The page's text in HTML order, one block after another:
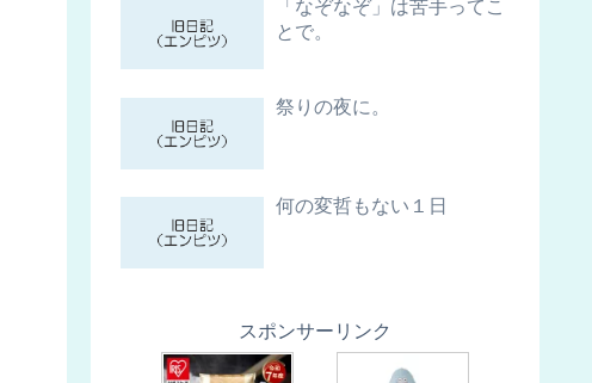
「なぞなぞ」は苦手ってこ
とで。
祭りの夜に。
何の変哲もない１日
スポンサーリンク